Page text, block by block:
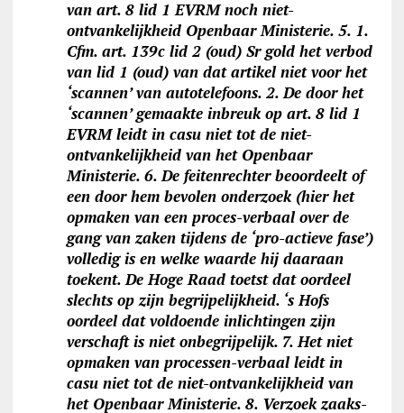
van art. 8 lid 1 EVRM noch niet-
ontvankelijkheid Openbaar Ministerie. 5. 1.
Cfm. art. 139c lid 2 (oud) Sr gold het verbod
van lid 1 (oud) van dat artikel niet voor het
‘scannen’ van autotelefoons. 2. De door het
‘scannen’ gemaakte inbreuk op art. 8 lid 1
EVRM leidt in casu niet tot de niet-
ontvankelijkheid van het Openbaar
Ministerie. 6. De feitenrechter beoordeelt of
een door hem bevolen onderzoek (hier het
opmaken van een proces-verbaal over de
gang van zaken tijdens de ‘pro-actieve fase’)
volledig is en welke waarde hij daaraan
toekent. De Hoge Raad toetst dat oordeel
slechts op zijn begrijpelijkheid. ‘s Hofs
oordeel dat voldoende inlichtingen zijn
verschaft is niet onbegrijpelijk. 7. Het niet
opmaken van processen-verbaal leidt in
casu niet tot de niet-ontvankelijkheid van
het Openbaar Ministerie. 8. Verzoek zaaks-